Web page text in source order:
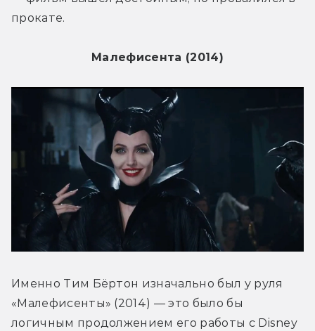
прокате.
Малефисента (2014)
Именно Тим Бёртон изначально был у руля
«Малефисенты» (2014) — это было бы
логичным продолжением его работы с Disney